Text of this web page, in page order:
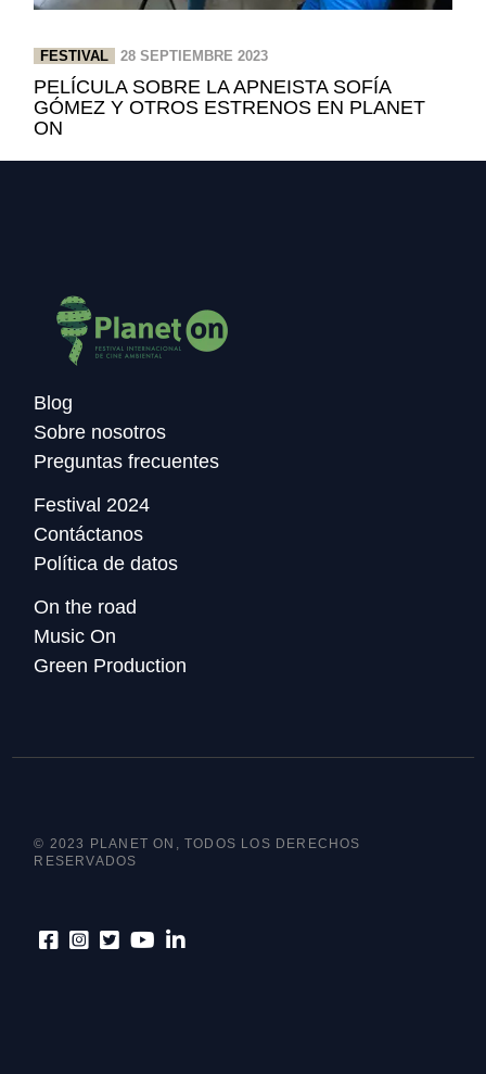
FESTIVAL 28 SEPTIEMBRE 2023
PELÍCULA SOBRE LA APNEISTA SOFÍA
GÓMEZ Y OTROS ESTRENOS EN PLANET
ON
Blog
Sobre nosotros
Preguntas frecuentes
Festival 2024
Contáctanos
Política de datos
On the road
Music On
Green Production
© 2023 PLANET ON, TODOS LOS DERECHOS
RESERVADOS